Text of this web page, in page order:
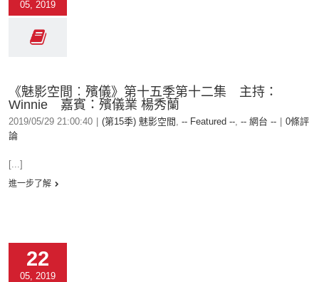
05, 2019
《魅影空間︰殯儀》第十五季第十二集 主持：
Winnie 嘉賓：殯儀業 楊秀蘭
2019/05/29 21:00:40 (第15季) 魅影空間 , -- Featured --, -- 網台 --
0條評
論
[...]
進一步了解
22
05, 2019